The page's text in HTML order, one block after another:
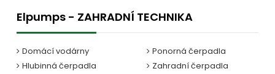
Elpumps - ZAHRADNÍ TECHNIKA
Domácí vodárny
Hlubinná čerpadla
Ponorná čerpadla
Zahradní čerpadla